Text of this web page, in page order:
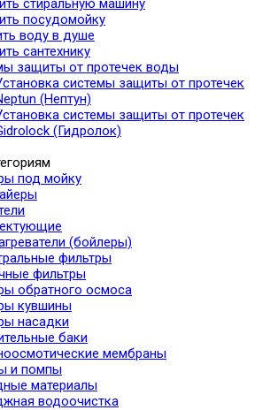
стиральную машину
посудомойку
воду в душе
сантехнику
защиты от протечек воды
системы защиты от протечек
(Нептун)
системы защиты от протечек
(Гидролок)
под мойку
(бойлеры)
фильтры
фильтры
обратного осмоса
кувшины
насадки
баки
мембраны
и помпы
материалы
водоочистка